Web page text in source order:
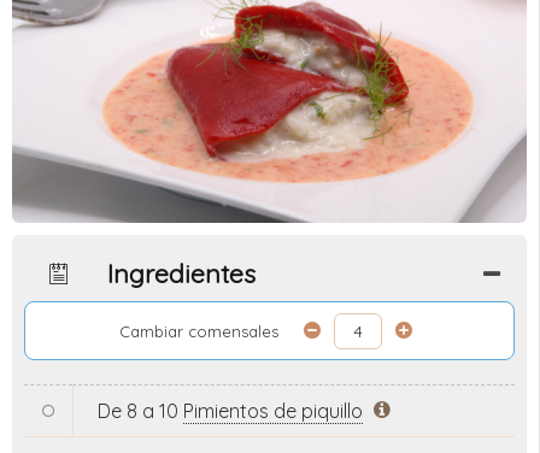
Ingredientes
Cambiar comensales
De 8 a 10 Pimientos de piquillo